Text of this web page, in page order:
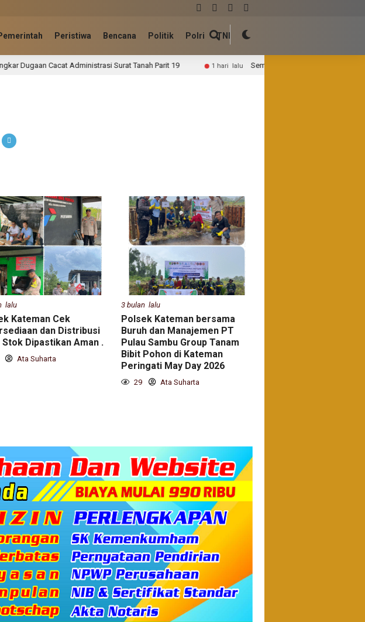
Peristiwa Bencana Politik Polri TNI
Administrasi Surat Tanah Parit 19 1 hari lalu Semangat Gotong Royong, Personel Kodim
lalu
Kateman Cek
dan Distribusi
Stok Dipastikan Aman .
Ata Suharta
3 bulan lalu
Polsek Kateman bersama
Buruh dan Manajemen PT
Pulau Sambu Group Tanam
Bibit Pohon di Kateman
Peringati May Day 2026
29 Ata Suharta